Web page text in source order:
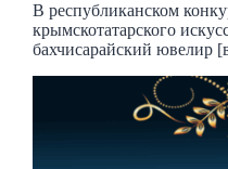
В республиканском
крымскотатарского
бахчисарайский ювелир